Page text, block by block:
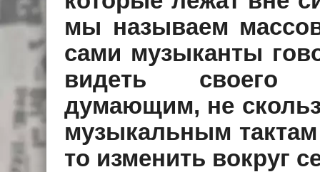
мы называем
сами музыканты
видеть своего
думающим, не
музыкальным
то изменить вокруг